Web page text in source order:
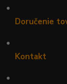
•
Doručenie
•
Kontakt
•